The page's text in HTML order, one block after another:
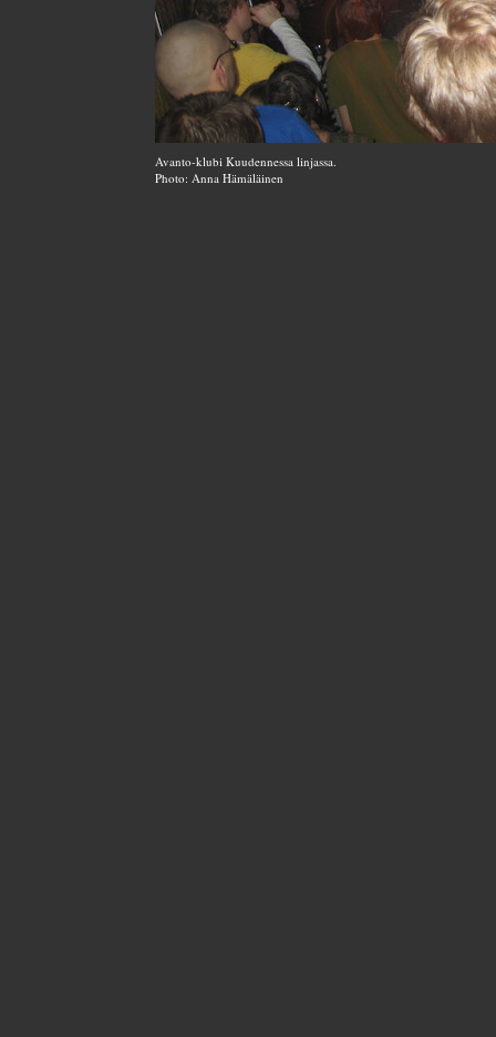
Avanto-klubi Kuudennessa linjassa.
Photo: Anna Hämäläinen